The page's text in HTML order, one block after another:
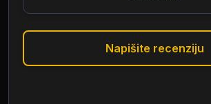
Napišite recenziju